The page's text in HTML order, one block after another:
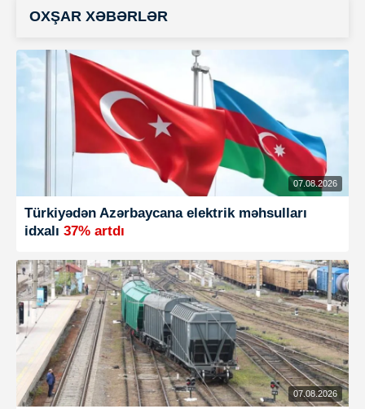
OXŞAR XƏBƏRLƏR
07.08.2026
Türkiyədən Azərbaycana elektrik məhsulları
idxalı 37% artdı
07.08.2026